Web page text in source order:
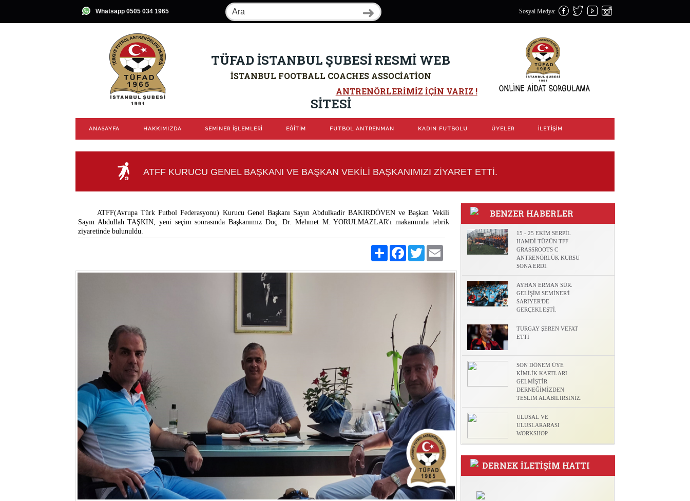
Whatsapp 0505 034 1965 Sosyal Medya:
TÜFAD İSTANBUL ŞUBESİ RESMİ WEB
SİTESİ
İSTANBUL FOOTBALL COACHES ASSOCIATION
ANTRENÖRLERIMIZ IÇIN VARIZ !
ANASAYFA HAKKIMIZDA SEMİNER İŞLEMLERİ EĞİTİM FUTBOL ANTRENMAN KADIN FUTBOLU ÜYELER İLETIŞIM
ATFF KURUCU GENEL BAŞKANI VE BAŞKAN VEKİLİ BAŞKANIMIZI ZİYARET ETTİ.
ATFF(Avrupa Türk Futbol Federasyonu) Kurucu Genel Başkanı Sayın Abdulkadir BAKIRDÖVEN ve Başkan Vekili
Sayın Abdullah TAŞKIN, yeni seçim sonrasında Başkanımız Doç. Dr. Mehmet M. YORULMAZLAR'ı makamında tebrik
ziyaretinde bulunuldu.
Share FacebookTwitter
BENZER HABERLER
15 - 25 EKİM SERPİL
HAMDİ TÜZÜN TFF
GRASSROOTS C
ANTRENÖRLÜK KURSU
SONA ERDİ.
AYHAN ERMAN SÜR.
GELİŞİM SEMİNER'İ
SARIYER'DE
GERÇEKLEŞTİ.
TURGAY ŞEREN VEFAT
ETTİ
SON DÖNEM ÜYE
KİMLİK KARTLARI
GELMİŞTİR
DERNEĞİMİZDEN
TESLİM ALABİLİRSİNİZ.
ULUSAL VE
ULUSLARARASI
WORKSHOP
DERNEK İLETİŞİM HATTI